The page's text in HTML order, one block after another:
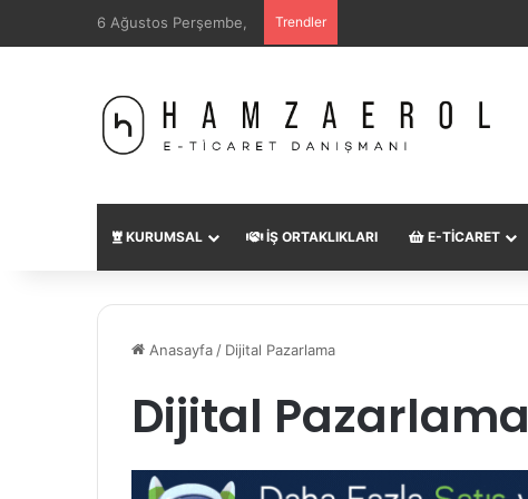
6 Ağustos Perşembe, Trendler
KURUMSAL İŞ ORTAKLIKLARI E-TICARET
Anasayfa / Dijital Pazarlama
Dijital Pazarlama